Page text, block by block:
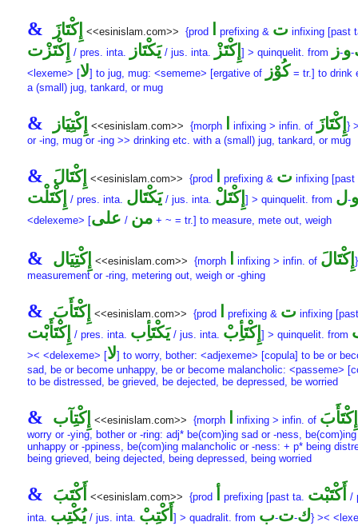
& إِكْتَازَ <<esinislam.com>> {prod prefixing & ت infixing [past
إِكْتَزْت / pres. inta. يَكْتَاز / jus. inta. إِكْتَزْ ] > quinquelit. from -و-ز
<lexeme> [لا] to jug, mug: <sememe> [ergative of كُوْز = tr.] to drink
a (small) jug, tankard, or mug
& إِكْتِيَاز <<esinislam.com>> {morph infixing > infin. of إِكْتَازَ }
or -ing, mug or -ing >> drinking etc. with a (small) jug, tankard, or mug
& إِكْتَالَ <<esinislam.com>> {prod prefixing & ت infixing [past
إِكْتَلْت / pres. inta. يَكْتَال / jus. inta. إِكْتَلْ ] > quinquelit. from و-ل
<delexeme> [ من / على + ~ = tr.] to measure, mete out, weigh
& إِكْتِيَال <<esinislam.com>> {morph infixing > infin. of إِكْتَالَ
measurement or -ring, metering out, weigh or -ghing
& إِكْتَأَبَ <<esinislam.com>> {prod prefixing & ت infixing
إِكْتَأَبْت / pres. inta. يَكْتَأِب / jus. inta. إِكْتَأِبْ ] > quinquelit. from
>< <delexeme> [لا] to worry, bother: <adjexeme> [copula] to be or
sad, be or become unhappy, be or become malancholic: <passeme>
to be distressed, be grieved, be dejected, be depressed, be worried
& إِكْتِآب <<esinislam.com>> {morph infixing > infin. of إِكْتَأَبَ
worry or -ying, bother or -ring: adj* be(com)ing sad or -ness, be(com)ing
unhappy or -ppiness, be(com)ing malancholic or -ness: + p* being
being grieved, being dejected, being depressed, being worried
& أَكْتَبَ <<esinislam.com>> {prod prefixing [past ta. أَكْتَبْت /
inta. يُكْتِب / jus. inta. أَكْتِبْ ] > quadralit. from ك-ت-ب
} ><